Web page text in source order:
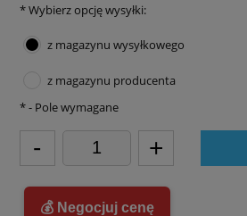
*Wybierz opcję wysyłki:
z magazynu wysyłkowego
z magazynu producenta
- +
*- Pole wymagane
💰 Negocjuj cenę